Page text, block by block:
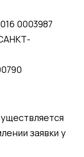
0003987
заявки у